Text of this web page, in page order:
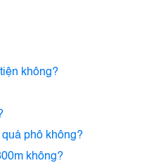
không?
phô không?
không?